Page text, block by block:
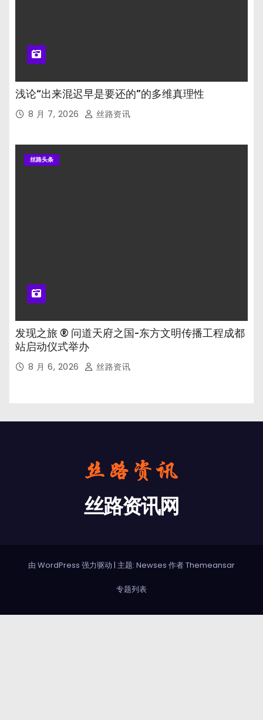
浅论“出来混迟早是要还的”的多维真理性
8 月 7, 2026 丝路资讯
丝路头条
发现之旅 ® 问道天府之国-东方文明传播工程成都
站启动仪式举办
8 月 6, 2026 丝路资讯
丝路资讯网
由 WordPress 强力驱动 | 主题: Newses 作者Themeansar
专题列表